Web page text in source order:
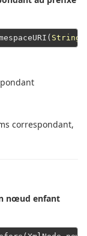
String
correspondant,
nœud enfant